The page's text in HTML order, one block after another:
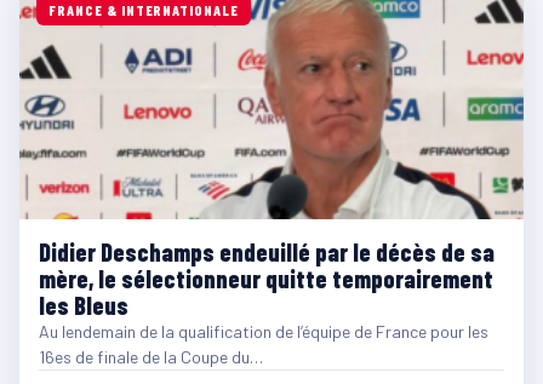
FRANCE & INTERNATIONALE
Didier Deschamps endeuillé par le décès de sa
mère, le sélectionneur quitte temporairement
les Bleus
Au lendemain de la qualification de l’équipe de France pour les
16es de finale de la Coupe du…